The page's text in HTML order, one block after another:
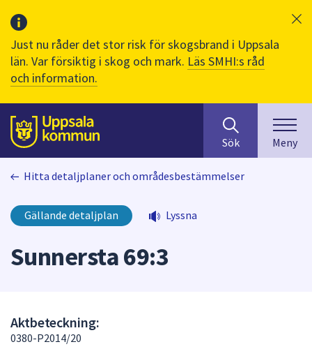
Just nu råder det stor risk för skogsbrand i Uppsala
län. Var försiktig i skog och mark. Läs SMHI:s råd
och information.
Till sidans
huvudinnehåll
efter
innehåll
på
webbplatsen.
Sök Meny
Hitta detaljplaner och områdesbestämmelser
Gällande detaljplan Lyssna
Sunnersta 69:3
Aktbeteckning:
0380-P2014/20